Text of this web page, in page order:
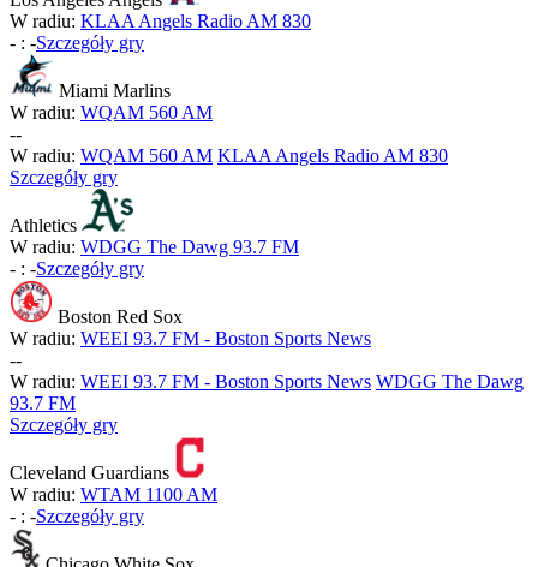
W radiu: KLAA Angels Radio AM 830
- : -Szczegóły gry
Miami Marlins
W radiu: WQAM 560 AM
--
W radiu: WQAM 560 AM KLAA Angels Radio AM 830
Szczegóły gry
Athletics
W radiu: WDGG The Dawg 93.7 FM
- : -Szczegóły gry
Boston Red Sox
W radiu: WEEI 93.7 FM - Boston Sports News
--
W radiu: WEEI 93.7 FM - Boston Sports News WDGG The Dawg
93.7 FM
Szczegóły gry
Cleveland Guardians
W radiu: WTAM 1100 AM
- : -Szczegóły gry